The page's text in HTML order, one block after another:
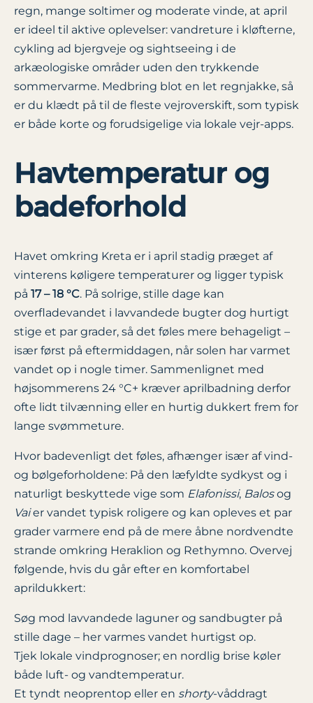
regn, mange soltimer og moderate vinde, at april
er ideel til aktive oplevelser: vandreture i kløfterne,
cykling ad bjergveje og sightseeing i de
arkæologiske områder uden den trykkende
sommervarme. Medbring blot en let regnjakke, så
er du klædt på til de fleste vejroverskift, som typisk
er både korte og forudsigelige via lokale vejr-apps.
Havtemperatur og
badeforhold
Havet omkring Kreta er i april stadig præget af
vinterens køligere temperaturer og ligger typisk
på 17 – 18 °C. På solrige, stille dage kan
overfladevandet i lavvandede bugter dog hurtigt
stige et par grader, så det føles mere behageligt –
især først på eftermiddagen, når solen har varmet
vandet op i nogle timer. Sammenlignet med
højsommerens 24 °C+ kræver aprilbadning derfor
ofte lidt tilvænning eller en hurtig dukkert frem for
lange svømmeture.
Hvor badevenligt det føles, afhænger især af vind-
og bølgeforholdene: På den læfyldte sydkyst og i
naturligt beskyttede vige som Elafonissi, Balosog
Vaier vandet typisk roligere og kan opleves et par
grader varmere end på de mere åbne nordvendte
strande omkring Heraklion og Rethymno. Overvej
følgende, hvis du går efter en komfortabel
aprildukkert:
Søg mod lavvandede laguner og sandbugter på
stille dage – her varmes vandet hurtigst op.
Tjek lokale vindprognoser; en nordlig brise køler
både luft- og vandtemperatur.
Et tyndt neoprentop eller en shorty-våddragt